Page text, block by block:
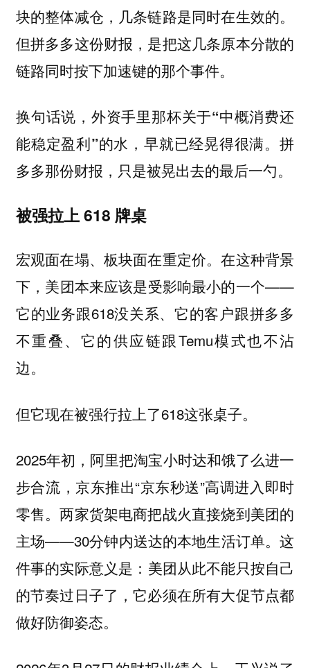
块的整体减仓，几条链路是同时在生效的。
但拼多多这份财报，是把这几条原本分散的
链路同时按下加速键的那个事件。
换句话说， 外资手里那杯关于“中概消费还
能稳定盈利”的水，早就已经晃得很满。拼
多多那份财报，只是被晃出去的最后一勺。
被强拉上 618 牌桌
宏观面在塌、板块面在重定价。在这种背景
下，美团本来应该是受影响最小的一个——
它的业务跟618没关系、它的客户跟拼多多
不重叠、它的供应链跟Temu模式也不沾
边。
但它现在被强行拉上了618这张桌子。
2025年初，阿里把淘宝小时达和饿了么进一
步合流，京东推出“京东秒送”高调进入即时
零售。两家货架电商把战火直接烧到美团的
主场——30分钟内送达的本地生活订单。这
件事的实际意义是： 美团从此不能只按自己
的节奏过日子了，它必须在所有大促节点都
做好防御姿态。